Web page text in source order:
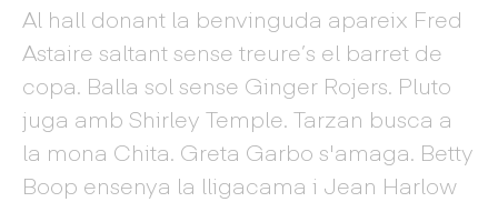
Al hall donant la benvinguda apareix Fred
Astaire saltant sense treure’s el barret de
copa. Balla sol sense Ginger Rojers. Pluto
juga amb Shirley Temple. Tarzan busca a
la mona Chita. Greta Garbo s'amaga. Betty
Boop ensenya la lligacama i Jean Harlow